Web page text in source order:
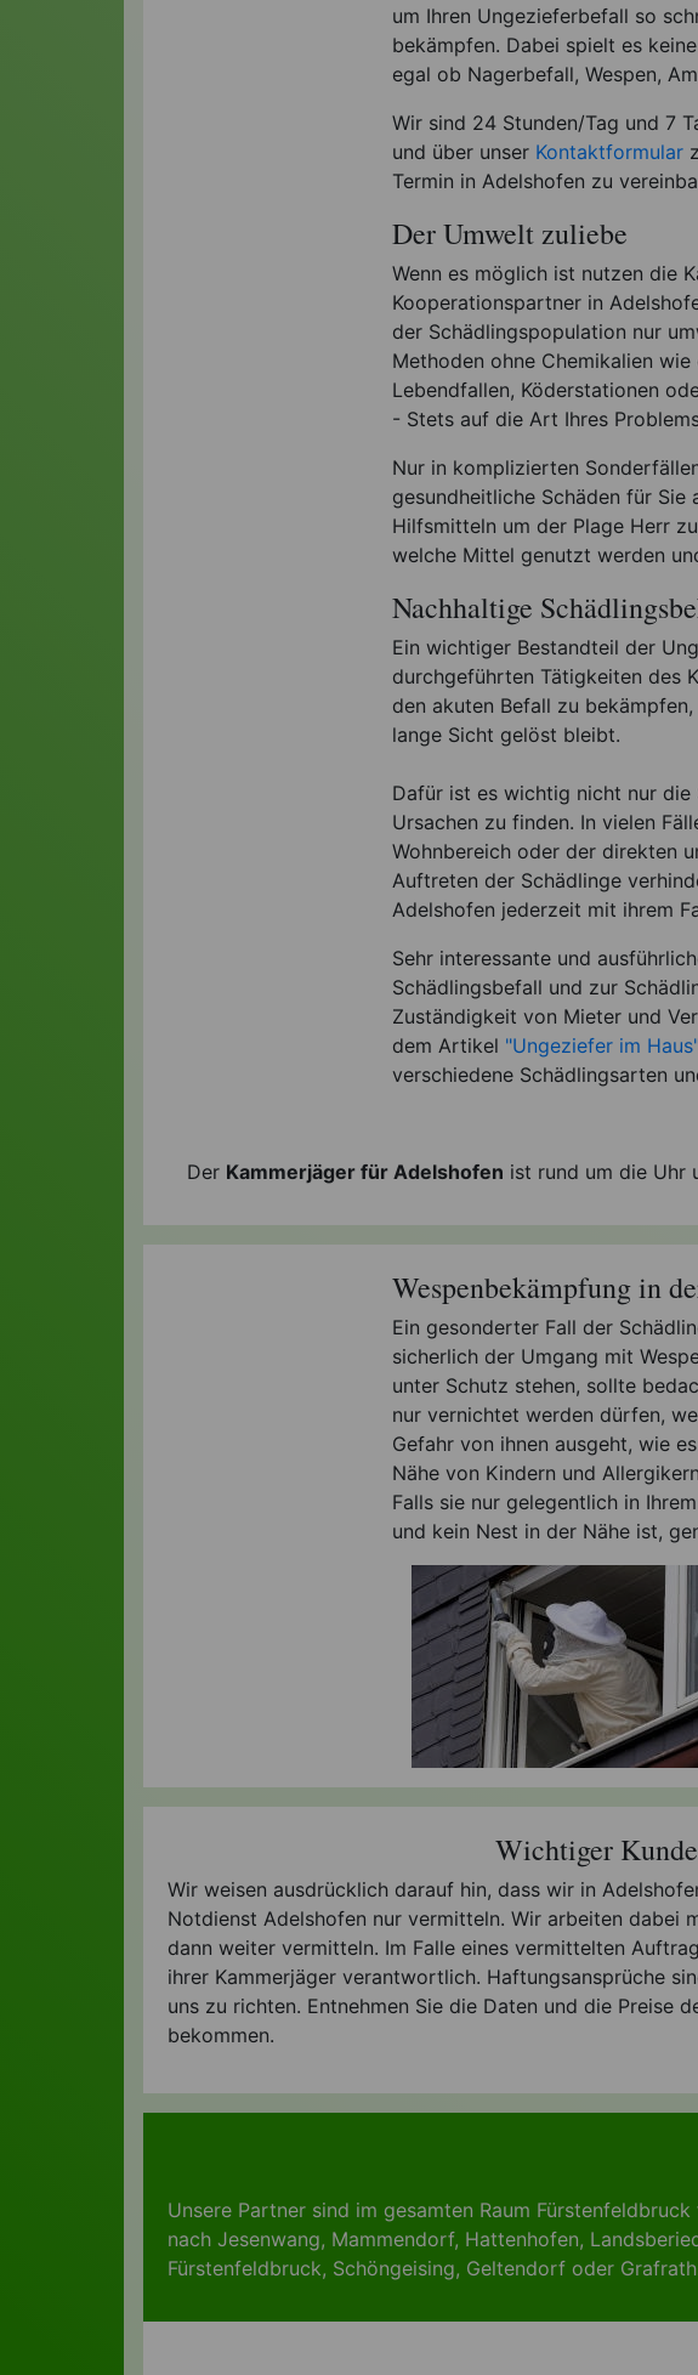
um Ihren Ungezieferbefall so
bekämpfen. Dabei spielt es
egal ob Nagerbefall, Wespen,
Wir sind 24 Stunden/Tag und 7
und über unser Kontaktformular
Termin in Adelshofen zu
Der Umwelt zuliebe
Wenn es möglich ist nutzen die
Kooperationspartner in
der Schädlingspopulation nur
Methoden ohne Chemikalien
Lebendfallen, Köderstationen
- Stets auf die Art Ihres
Nur in komplizierten
gesundheitliche Schäden für Sie
Hilfsmitteln um der Plage Herr
welche Mittel genutzt werden
Nachhaltige
Ein wichtiger Bestandteil der
durchgeführten Tätigkeiten des
den akuten Befall zu
lange Sicht gelöst bleibt.
Dafür ist es wichtig nicht nur die
Ursachen zu finden. In vielen
Wohnbereich oder der direkten
Auftreten der Schädlinge
Adelshofen jederzeit mit ihrem
Sehr interessante und
Schädlingsbefall und zur
Zuständigkeit von Mieter und
dem Artikel "Ungeziefer im
verschiedene Schädlingsarten
Der Kammerjäger für Adelshofen ist rund um die Uhr
Wespenbekämpfung in
Ein gesonderter Fall der
sicherlich der Umgang mit
unter Schutz stehen, sollte
nur vernichtet werden dürfen,
Gefahr von ihnen ausgeht, wie
Nähe von Kindern und
Falls sie nur gelegentlich in
und kein Nest in der Nähe ist,
Wichtiger
Wir weisen ausdrücklich darauf hin, dass wir in
Notdienst Adelshofen nur vermitteln. Wir arbeiten dabei
dann weiter vermitteln. Im Falle eines vermittelten
ihrer Kammerjäger verantwortlich. Haftungsansprüche
uns zu richten. Entnehmen Sie die Daten und die Preise
bekommen.
Unsere Partner sind im gesamten Raum
nach Jesenwang, Mammendorf, Hattenhofen,
Fürstenfeldbruck, Schöngeising, Geltendorf oder Grafrath